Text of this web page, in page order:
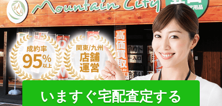
いますぐ宅配査定する